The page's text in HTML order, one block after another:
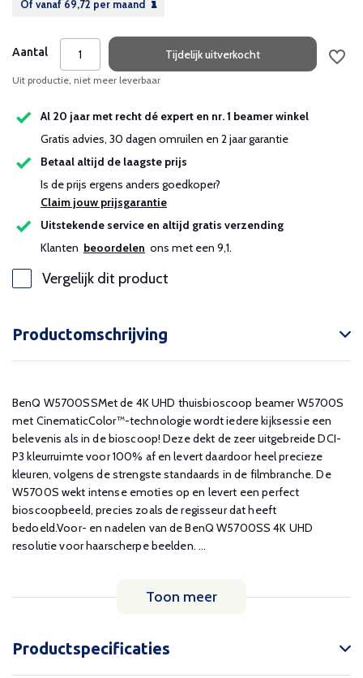
Of vanaf 69,72 per maand
Aantal Tijdelijk uitverkocht
Uit productie, niet meer leverbaar
Al 20 jaar met recht dé expert en nr. 1 beamer winkel
Gratis advies, 30 dagen omruilen en 2 jaar garantie
Betaal altijd de laagste prijs
Is de prijs ergens anders goedkoper?
Claim jouw prijsgarantie
Uitstekende service en altijd gratis verzending
Klanten beoordelen ons met een 9,1.
Vergelijk dit product
Productomschrijving
BenQ W5700SSMet de 4K UHD thuisbioscoop beamer W5700S
met CinematicColor™-technologie wordt iedere kijksessie een
belevenis als in de bioscoop! Deze dekt de zeer uitgebreide DCI-
P3 kleurruimte voor 100% af en levert daardoor heel precieze
kleuren, volgens de strengste standaards in de filmbranche. De
W5700S wekt intense emoties op en levert een perfect
bioscoopbeeld, precies zoals de regisseur dat heeft
bedoeld.Voor- en nadelen van de BenQ W5700SS 4K UHD
resolutie voor haarscherpe beelden. ...
Toon meer
Productspecificaties